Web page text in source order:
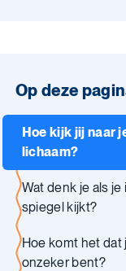
Op deze
Hoe kijk jij naar
lichaam?
Wat denk je als je
spiegel kijkt?
Hoe komt het dat
onzeker bent?